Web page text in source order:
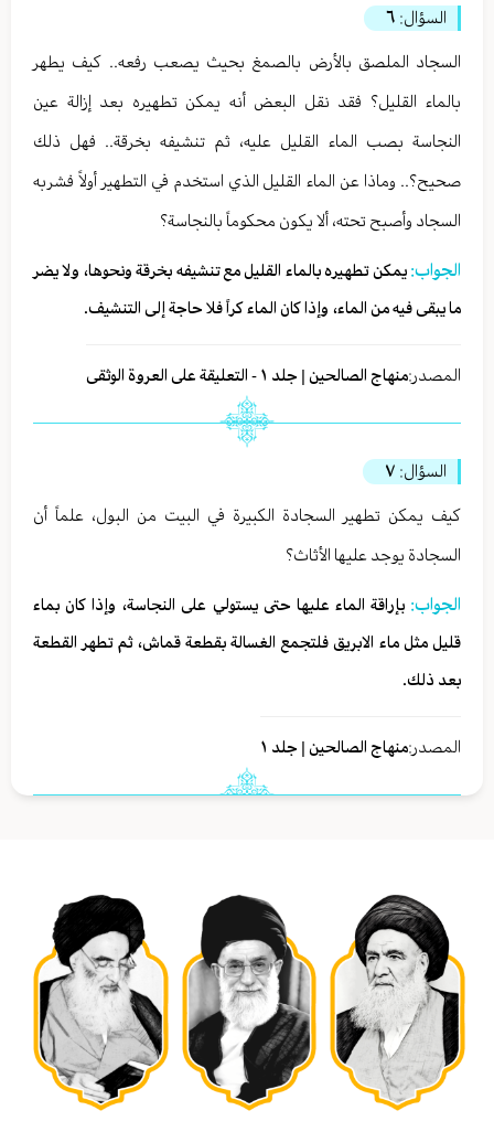
السؤال: ٦
السجاد الملصق بالأرض بالصمغ بحيث يصعب رفعه.. كيف يطهر
بالماء القليل؟ فقد نقل البعض أنه يمكن تطهيره بعد إزالة عين
النجاسة بصب الماء القليل عليه، ثم تنشيفه بخرقة.. فهل ذلك
صحيح؟.. وماذا عن الماء القليل الذي استخدم في التطهير أولاً فشربه
السجاد وأصبح تحته، ألا يكون محكوماً بالنجاسة؟
الجواب:يمكن تطهيره بالماء القليل مع تنشيفه بخرقة ونحوها، ولا يضر
ما يبقى فيه من الماء، وإذا كان الماء كراً فلا حاجة إلى التنشيف.
المصدر:منهاج الصالحين | جلد ١ - التعليقة على العروة الوثقى
السؤال: ٧
كيف يمكن تطهير السجادة الكبيرة في البيت من البول، علماً أن
السجادة يوجد عليها الأثاث؟
الجواب:بإراقة الماء عليها حتى يستولي على النجاسة، وإذا كان بماء
قليل مثل ماء الابريق فلتجمع الغسالة بقطعة قماش، ثم تطهر القطعة
بعد ذلك.
المصدر:منهاج الصالحين | جلد ١